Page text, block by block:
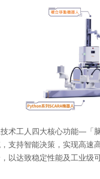
术工人四大核心功能—「
支持智能决策，实现高
以达致稳定性能及工业